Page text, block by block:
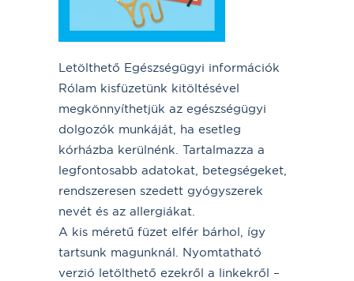
Letölthető Egészségügyi információk
Rólam kisfüzetünk kitöltésével
megkönnyíthetjük az egészségügyi
dolgozók munkáját, ha esetleg
kórházba kerülnénk. Tartalmazza a
legfontosabb adatokat, betegségeket,
rendszeresen szedett gyógyszerek
nevét és az allergiákat.
A kis méretű füzet elfér bárhol, így
tartsunk magunknál. Nyomtatható
verzió letölthető ezekről a linkekről –